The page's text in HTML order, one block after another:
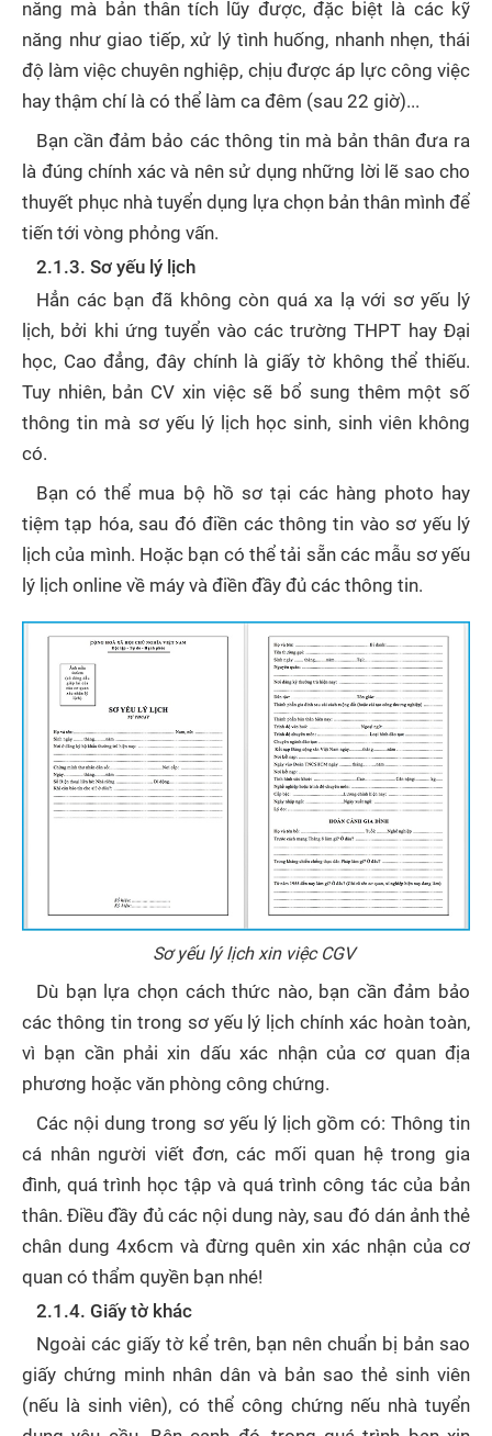
năng mà bản thân tích lũy được, đặc biệt là các kỹ
năng như giao tiếp, xử lý tình huống, nhanh nhẹn, thái
độ làm việc chuyên nghiệp, chịu được áp lực công việc
hay thậm chí là có thể làm ca đêm (sau 22 giờ)...
Bạn cần đảm bảo các thông tin mà bản thân đưa ra
là đúng chính xác và nên sử dụng những lời lẽ sao cho
thuyết phục nhà tuyển dụng lựa chọn bản thân mình để
tiến tới vòng phỏng vấn.
2.1.3. Sơ yếu lý lịch
Hẳn các bạn đã không còn quá xa lạ với sơ yếu lý
lịch, bởi khi ứng tuyển vào các trường THPT hay Đại
học, Cao đẳng, đây chính là giấy tờ không thể thiếu.
Tuy nhiên, bản CV xin việc sẽ bổ sung thêm một số
thông tin mà sơ yếu lý lịch học sinh, sinh viên không
có.
Bạn có thể mua bộ hồ sơ tại các hàng photo hay
tiệm tạp hóa, sau đó điền các thông tin vào sơ yếu lý
lịch của mình. Hoặc bạn có thể tải sẵn các mẫu sơ yếu
lý lịch online về máy và điền đầy đủ các thông tin.
Sơ yếu lý lịch xin việc CGV
Dù bạn lựa chọn cách thức nào, bạn cần đảm bảo
các thông tin trong sơ yếu lý lịch chính xác hoàn toàn,
vì bạn cần phải xin dấu xác nhận của cơ quan địa
phương hoặc văn phòng công chứng.
Các nội dung trong sơ yếu lý lịch gồm có: Thông tin
cá nhân người viết đơn, các mối quan hệ trong gia
đình, quá trình học tập và quá trình công tác của bản
thân. Điều đầy đủ các nội dung này, sau đó dán ảnh thẻ
chân dung 4x6cm và đừng quên xin xác nhận của cơ
quan có thẩm quyền bạn nhé!
2.1.4. Giấy tờ khác
Ngoài các giấy tờ kể trên, bạn nên chuẩn bị bản sao
giấy chứng minh nhân dân và bản sao thẻ sinh viên
(nếu là sinh viên), có thể công chứng nếu nhà tuyển